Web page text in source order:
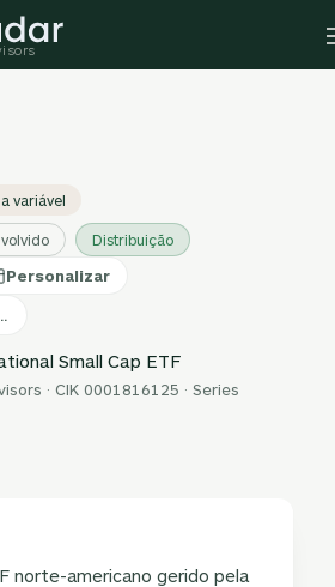
variável
Distribuição
Personalizar
Small Cap ETF
· CIK 0001816125 · Series
norte-americano gerido pela